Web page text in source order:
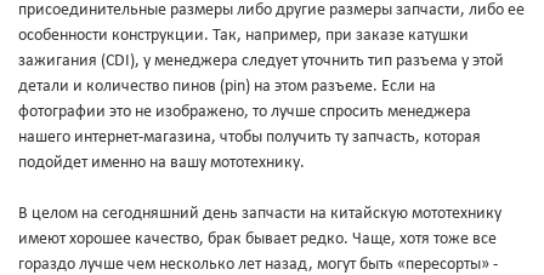
присоединительные размеры либо другие размеры запчасти, либо ее
особенности конструкции. Так, например, при заказе катушки
зажигания (CDI), у менеджера следует уточнить тип разъема у этой
детали и количество пинов (pin) на этом разъеме. Если на
фотографии это не изображено, то лучше спросить менеджера
нашего интернет-магазина, чтобы получить ту запчасть, которая
подойдет именно на вашу мототехнику.
В целом на сегодняшний день запчасти на китайскую мототехнику
имеют хорошее качество, брак бывает редко. Чаще, хотя тоже все
гораздо лучше чем несколько лет назад, могут быть «пересорты» -